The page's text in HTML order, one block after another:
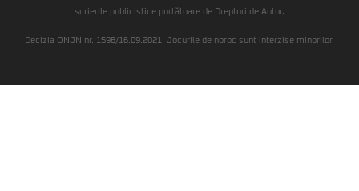
scrierile publicistice purtătoare de Drepturi de Autor.
Decizia ONJN nr. 1598/16.09.2021. Jocurile de noroc sunt interzise minorilor.